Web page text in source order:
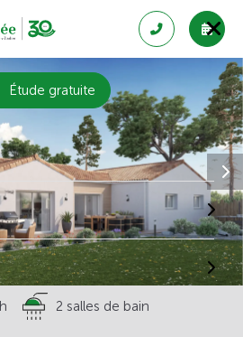
Étude gratuite
résultats
2 salles de bain